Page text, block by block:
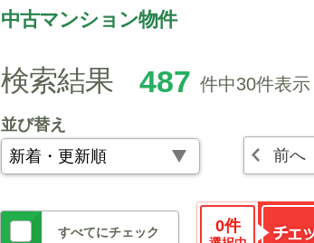
中古マンション物件
検索結果 487 件中30件表示
並び替え
前へ
すべてにチェック 0件